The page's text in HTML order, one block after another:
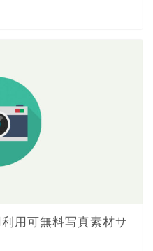
用可無料写真素材サ